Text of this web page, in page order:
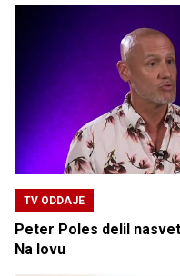
TV ODDAJE
Peter Poles delil
Na lovu